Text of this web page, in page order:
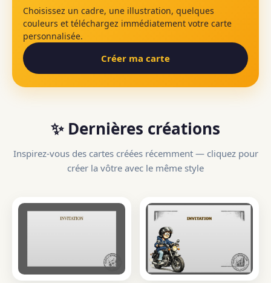
Choisissez un cadre, une illustration, quelques
couleurs et téléchargez immédiatement votre carte
personnalisée.
Créer ma carte
✨ Dernières créations
Inspirez-vous des cartes créées récemment — cliquez pour
créer la vôtre avec le même style